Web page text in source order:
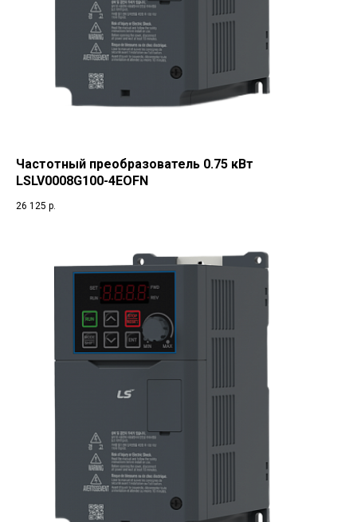
Частотный преобразователь 0.75 кВт
LSLV0008G100-4EOFN
26 125 р.